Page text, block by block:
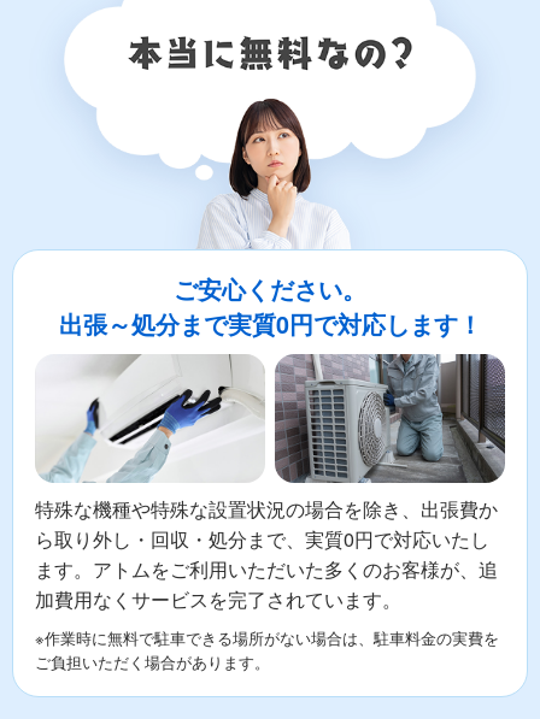
ご安心ください。
出張～処分まで実質0円で対応します！
特殊な機種や特殊な設置状況の場合を除き、出張費か
ら取り外し・回収・処分まで、実質0円で対応いたし
ます。アトムをご利用いただいた多くのお客様が、追
加費用なくサービスを完了されています。
※作業時に無料で駐車できる場所がない場合は、駐車料金の実費を
ご負担いただく場合があります。